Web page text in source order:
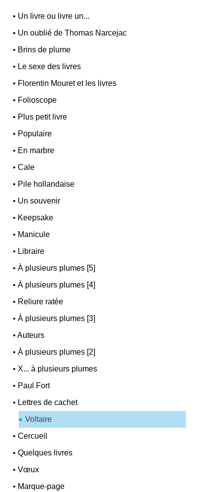
• Un livre ou livre un...
• Un oublié de Thomas Narcejac
• Brins de plume
• Le sexe des livres
• Florentin Mouret et les livres
• Folioscope
• Plus petit livre
• Populaire
• En marbre
•Cale
• Pile hollandaise
• Un souvenir
• Keepsake
• Manicule
• Libraire
•À plusieurs plumes [5]
•À plusieurs plumes [4]
• Reliure ratée
•À plusieurs plumes [3]
•Auteurs
•À plusieurs plumes [2]
• X... à plusieurs plumes
• Paul Fort
• Lettres de cachet
Voltaire
•Cercueil
•Quelques livres
•Vœux
• Marque-page